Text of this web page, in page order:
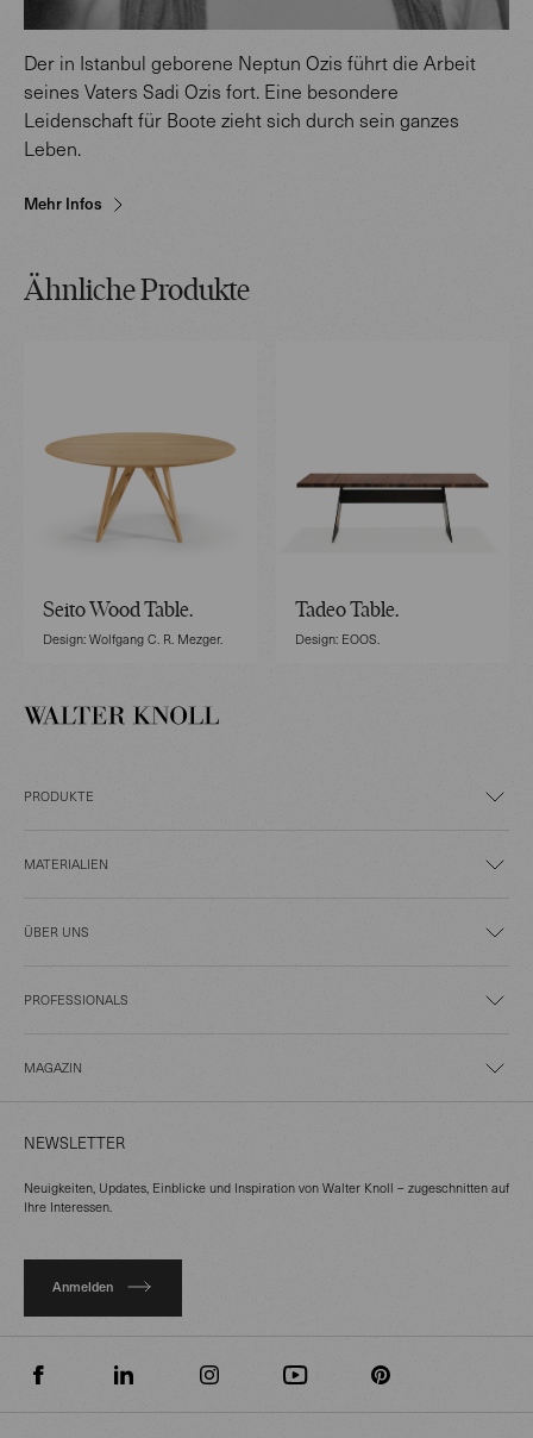
Der in Istanbul geborene Neptun Ozis führt die Arbeit
seines Vaters Sadi Ozis fort. Eine besondere
Leidenschaft für Boote zieht sich durch sein ganzes
Leben.
Mehr Infos
Ähnliche Produkte
Seito Wood Table.
Design: Wolfgang C. R. Mezger.
Tadeo Table.
Design: EOOS.
PRODUKTE
MATERIALIEN
ÜBER UNS
PROFESSIONALS
MAGAZIN
NEWSLETTER
Neuigkeiten, Updates, Einblicke und Inspiration von Walter Knoll – zugeschnitten auf
Ihre Interessen.
Anmelden